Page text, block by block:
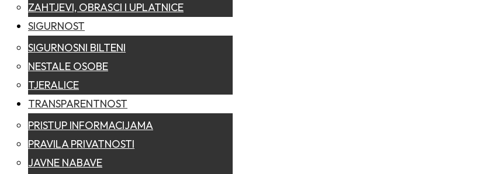
ZAHTJEVI, OBRASCI I UPLATNICE
SIGURNOST
SIGURNOSNI BILTENI
NESTALE OSOBE
TJERALICE
TRANSPARENTNOST
PRISTUP INFORMACIJAMA
PRAVILA PRIVATNOSTI
JAVNE NABAVE